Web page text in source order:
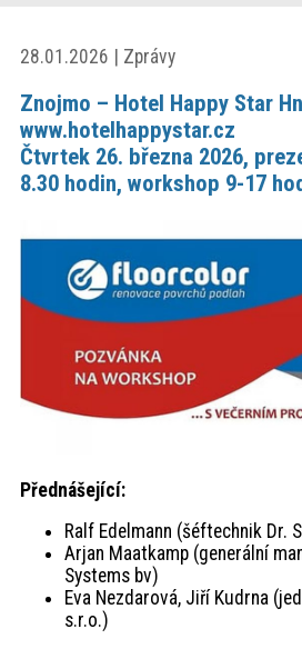
ProfiMag
Kontakt
28.01.2026 | Zprávy
Znojmo – Hotel Happy Star
www.hotelhappystar.cz
Čtvrtek 26. března 2026,
8.30 hodin, workshop 9-17
Přednášející:
Ralf Edelmann (šéftechnik Dr.
Arjan Maatkamp (generální
Systems bv)
Eva Nezdarová, Jiří Kudrna
s.r.o.)